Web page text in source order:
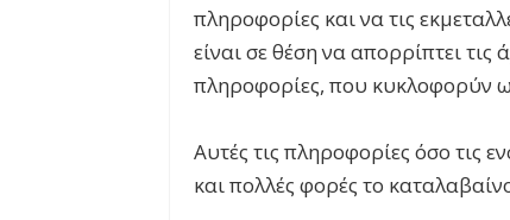
πληροφορίες και να τις
είναι σε θέση να απορρίπτει τις
πληροφορίες, που κυκλοφορύν
Αυτές τις πληροφορίες όσο τις
και πολλές φορές το